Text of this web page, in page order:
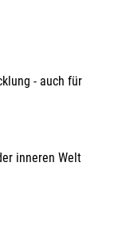
- auch für
inneren Welt